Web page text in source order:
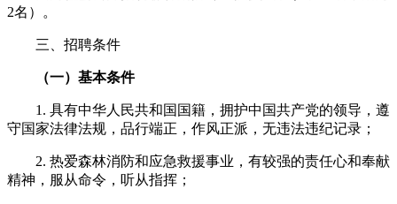
2名）。
三、招聘条件
（一）基本条件
1. 具有中华人民共和国国籍，拥护中国共产党的领导，遵
守国家法律法规，品行端正，作风正派，无违法违纪记录；
2. 热爱森林消防和应急救援事业，有较强的责任心和奉献
精神，服从命令，听从指挥；